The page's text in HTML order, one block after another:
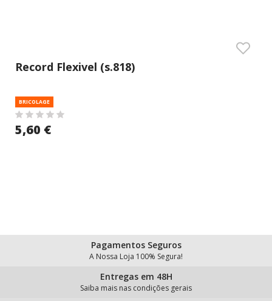
Record Flexivel (s.818)
BRICOLAGE
5,60 €
Pagamentos Seguros
A Nossa Loja 100% Segura!
Entregas em 48H
Saiba mais nas condições gerais